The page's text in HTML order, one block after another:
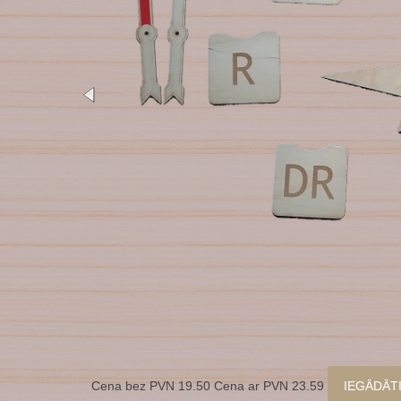
Cena bez PVN 19.50 Cena ar PVN 23.59